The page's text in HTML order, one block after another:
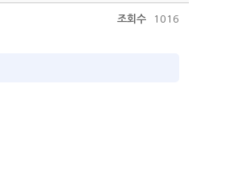
조회수 1016